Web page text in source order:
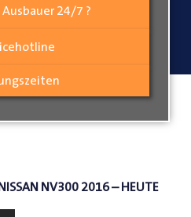
24/7 ?
NV300 2016 – HEUTE